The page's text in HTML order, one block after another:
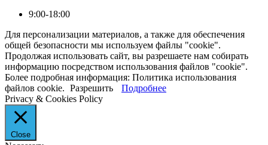
9:00-18:00
Для персонализации материалов, а также для обеспечения
общей безопасности мы используем файлы "cookie".
Продолжая использовать сайт, вы разрешаете нам собирать
информацию посредством использования файлов "cookie".
Более подробная информация: Политика использования
файлов cookie. Разрешить
Подробнее
Privacy & Cookies Policy
Close